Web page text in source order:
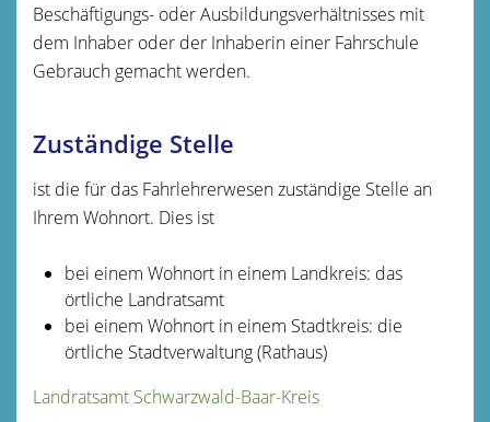
Beschäftigungs- oder Ausbildungsverhältnisses mit
dem Inhaber oder der Inhaberin einer Fahrschule
Gebrauch gemacht werden.
Zuständige Stelle
ist die für das Fahrlehrerwesen zuständige Stelle an
Ihrem Wohnort. Dies ist
bei einem Wohnort in einem Landkreis: das
örtliche Landratsamt
bei einem Wohnort in einem Stadtkreis: die
örtliche Stadtverwaltung (Rathaus)
Landratsamt Schwarzwald-Baar-Kreis